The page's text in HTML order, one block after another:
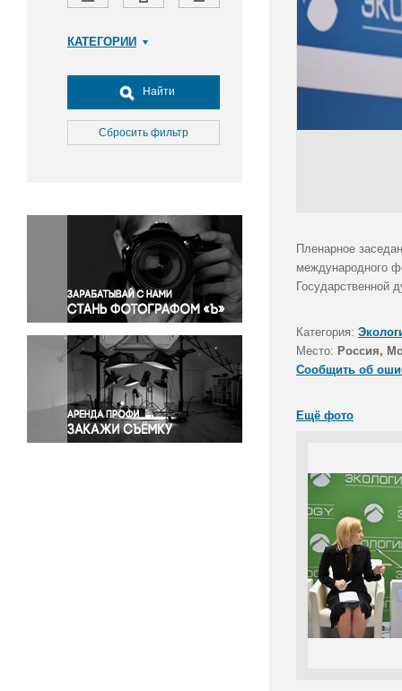
КАТЕГОРИИ
Досуг, туризм и отдых
Культура
Медицина
Окружающая среда
Политика
Правосудие
Происшествия и конфликты
Религия
Светская жизнь
Спорт
Экология
Экономика и бизнес
Найти
Сбросить фильтр
Пленарное
международного
Государственной
Категория:
Место: Россия,
Сообщить об
Ещё фото